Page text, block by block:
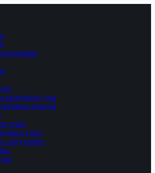
выходного дня
походы
туры
туры
«под ключ»